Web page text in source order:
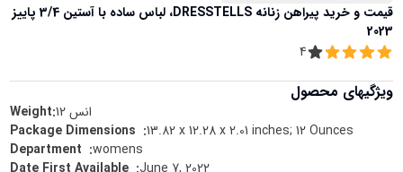
قیمت و خرید
پیراهن زنانه DRESSTELLS، لباس ساده با آستین 3/4 پاییز
2023
4
ویژگیهای محصول
Weight:12انس
:13.82 x 12.28 x 2.01 inches; 12 Ounces
:womens